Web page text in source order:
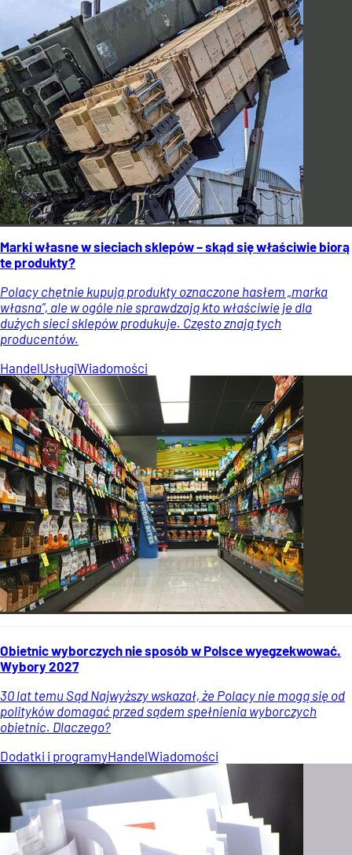
Marki własne w sieciach sklepów – skąd się właściwie biorą
te produkty?
Polacy chętnie kupują produkty oznaczone hasłem „marka
własna”, ale w ogóle nie sprawdzają kto właściwie je dla
dużych sieci sklepów produkuje. Często znają tych
producentów.
HandelUsługiWiadomości
Obietnic wyborczych nie sposób w Polsce wyegzekwować.
Wybory 2027
30 lat temu Sąd Najwyższy wskazał, że Polacy nie mogą się od
polityków domagać przed sądem spełnienia wyborczych
obietnic. Dlaczego?
Dodatki i programyHandelWiadomości